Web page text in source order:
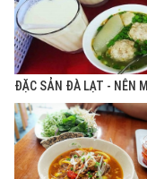
ĐẶC SẢN ĐÀ LẠT - NÊN